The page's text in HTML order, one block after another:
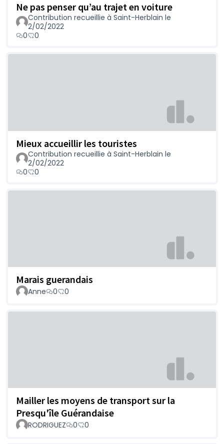
Ne pas penser qu’au trajet en voiture
Contribution recueillie à Saint-Herblain le
2/02/2022
0
0
Mieux accueillir les touristes
Contribution recueillie à Saint-Herblain le
2/02/2022
0
0
Marais guerandais
Anne 0 0
Mailler les moyens de transport sur la
Presqu'île Guérandaise
RODRIGUEZ 0 0